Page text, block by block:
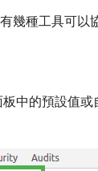
幾種工具可以
板中的預設值